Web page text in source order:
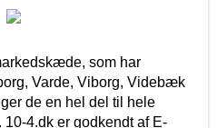
som har
Varde, Viborg, Videbæk
de en hel del til hele
4.dk er godkendt af E-